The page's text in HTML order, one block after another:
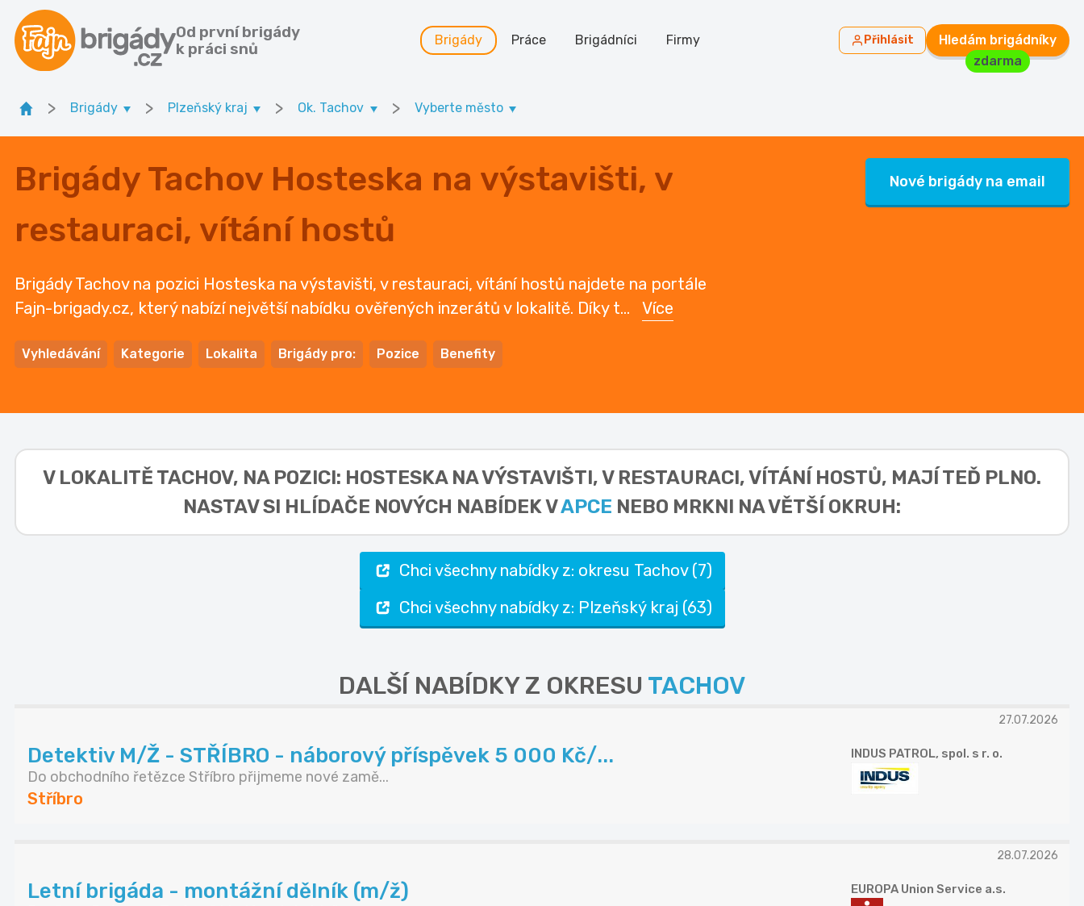
Od první brigády
k práci snů
Brigády Práce Brigádníci Firmy Přihlásit
Hledám brigádníky
zdarma
> Brigády > Plzeňský kraj > Ok. Tachov > Vyberte město
Brigády Tachov Hosteska na výstavišti, v
restauraci, vítání hostů
Brigády Tachov na pozici Hosteska na výstavišti, v restauraci, vítání hostů najdete na portále
Fajn-brigady.cz, který nabízí největší nabídku ověřených inzerátů v lokalitě. Díky t... Více
Vyhledávání Kategorie Lokalita Brigády pro: Pozice Benefity
Nové brigády na email
V LOKALITĚ TACHOV, NA POZICI: HOSTESKA NA VÝSTAVIŠTI, V RESTAURACI, VÍTÁNÍ HOSTŮ, MAJÍ TEĎ PLNO.
NASTAV SI HLÍDAČE NOVÝCH NABÍDEK VAPCE NEBO MRKNI NA VĚTŠÍ OKRUH:
Chci všechny nabídky z: okresu Tachov (7)
Chci všechny nabídky z: Plzeňský kraj (63)
DALŠÍ NABÍDKY Z OKRESU TACHOV
27.07.2026
Detektiv M/Ž - STŘÍBRO - náborový příspěvek 5 000 Kč/...
Do obchodního řetězce Stříbro přijmeme nové zamě...
Stříbro
INDUS PATROL, spol. s r. o.
28.07.2026
Letní brigáda - montážní dělník (m/ž) EUROPA Union Service a.s.